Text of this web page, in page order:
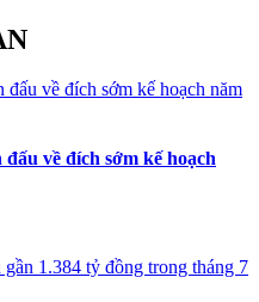
về đích sớm kế hoạch